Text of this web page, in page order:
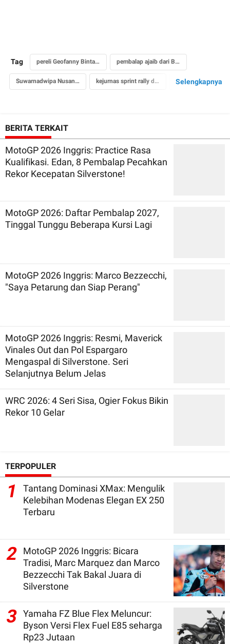
Tag pereli Geofanny Bintang Barlean pembalap ajaib dari Batam
Suwarnadwipa Nusantara Circuit kejurnas sprint rally dan rally IMI Pusat
Selengkapnya
BERITA TERKAIT
MotoGP 2026 Inggris: Practice Rasa
Kualifikasi. Edan, 8 Pembalap Pecahkan
Rekor Kecepatan Silverstone!
MotoGP 2026: Daftar Pembalap 2027,
Tinggal Tunggu Beberapa Kursi Lagi
MotoGP 2026 Inggris: Marco Bezzecchi,
"Saya Petarung dan Siap Perang"
MotoGP 2026 Inggris: Resmi, Maverick
Vinales Out dan Pol Espargaro
Mengaspal di Silverstone. Seri
Selanjutnya Belum Jelas
WRC 2026: 4 Seri Sisa, Ogier Fokus Bikin
Rekor 10 Gelar
TERPOPULER
1
Tantang Dominasi XMax: Mengulik
Kelebihan Modenas Elegan EX 250
Terbaru
2
MotoGP 2026 Inggris: Bicara
Tradisi, Marc Marquez dan Marco
Bezzecchi Tak Bakal Juara di
Silverstone
3 Yamaha FZ Blue Flex Meluncur:
Byson Versi Flex Fuel E85 seharga
Rp23 Jutaan